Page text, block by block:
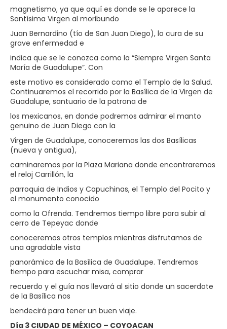
magnetismo, ya que aquí es donde se le aparece la
Santísima Virgen al moribundo
Juan Bernardino (tío de San Juan Diego), lo cura de su
grave enfermedad e
indica que se le conozca como la “Siempre Virgen Santa
María de Guadalupe”. Con
este motivo es considerado como el Templo de la Salud.
Continuaremos el recorrido por la Basílica de la Virgen de
Guadalupe, santuario de la patrona de
los mexicanos, en donde podremos admirar el manto
genuino de Juan Diego con la
Virgen de Guadalupe, conoceremos las dos Basílicas
(nueva y antigua),
caminaremos por la Plaza Mariana donde encontraremos
el reloj Carrillón, la
parroquia de Indios y Capuchinas, el Templo del Pocito y
el monumento conocido
como la Ofrenda. Tendremos tiempo libre para subir al
cerro de Tepeyac donde
conoceremos otros templos mientras disfrutamos de
una agradable vista
panorámica de la Basílica de Guadalupe. Tendremos
tiempo para escuchar misa, comprar
recuerdo y el guía nos llevará al sitio donde un sacerdote
de la Basílica nos
bendecirá para tener un buen viaje.
Día 3 CIUDAD DE MÉXICO – COYOACAN